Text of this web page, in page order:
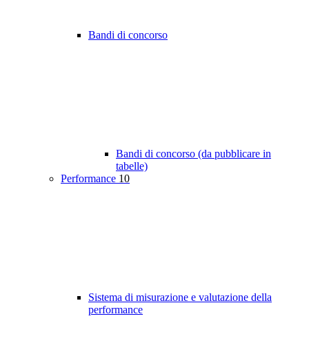
Bandi di concorso
Bandi di concorso (da pubblicare in
tabelle)
Performance 10
Sistema di misurazione e valutazione della
performance